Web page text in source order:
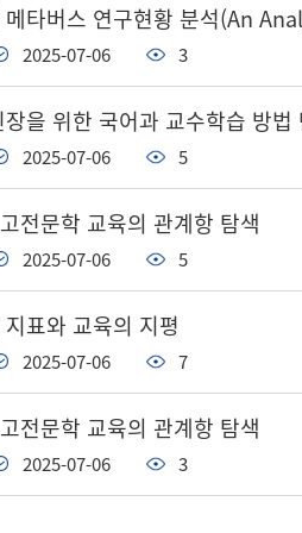
메타버스 연구현황 분석(An
2025-07-06 3
을 위한 국어과 교수학습 방법
2025-07-06 5
전문학 교육의 관계항 탐색
2025-07-06 5
표와 교육의 지평
2025-07-06 7
전문학 교육의 관계항 탐색
2025-07-06 3